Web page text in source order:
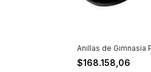
Anillas de Gimnasia
$168.158,06